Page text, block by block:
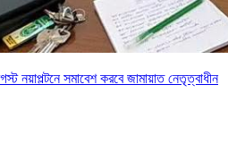
নয়াপল্টনে সমাবেশ করবে জামায়াত নেতৃত্বাধীন